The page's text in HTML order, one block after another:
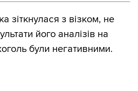
зіткнулася з візком, не
його аналізів на
були негативними.